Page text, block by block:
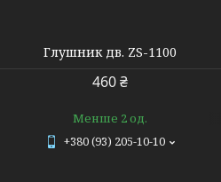
Глушник дв. ZS-1100
460 ₴
Менше 2 од.
+380 (93) 205-10-10